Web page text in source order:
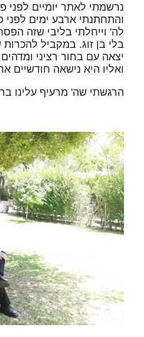
נרשמתי לאתר יומיים
והתחתנתי ארבע ימים
לה' וייחלתי בליבי שזה
בלי בן זוג. במקביל
יצאה עם בחור רציני
ואליו היא נישאה חודשיים
הרגשתי שה' מרעיף עלינו